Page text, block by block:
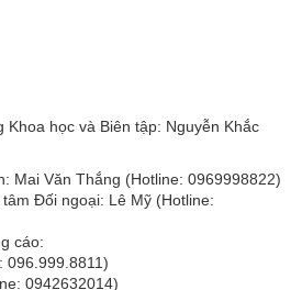
Khoa học và Biên tập: Nguyễn Khắc
Mai Văn Thắng (Hotline: 0969998822)
Đối ngoại: Lê Mỹ (Hotline:
cáo:
096.999.8811)
0942632014)